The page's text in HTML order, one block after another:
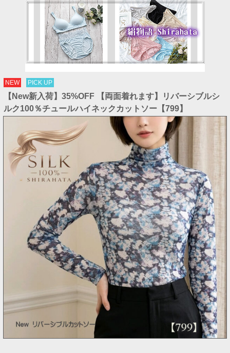
NEW PICK UP
【New新入荷】35%OFF 【両面着れます】リバーシブルシ
ルク100％チュールハイネックカットソー【799】